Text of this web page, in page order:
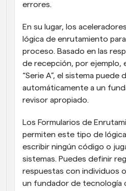
errores.
En su lugar, los
lógica de enrutamiento
proceso. Basado en las
de recepción, por ejemplo,
“Serie A”, el sistema puede
automáticamente a un
revisor apropiado.
Los Formularios de
permiten este tipo de
escribir ningún código o
sistemas. Puedes definir
respuestas con individuos
un fundador de tecnología